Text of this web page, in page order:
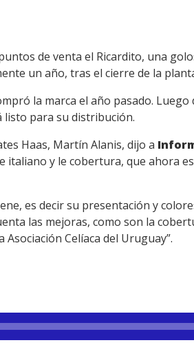
de venta el Ricardito, una
un año, tras el cierre de la
la marca el año pasado.
listo para su distribución.
Haas, Martín Alanis, dijo a
italiano y le cobertura, que ahora
es decir su presentación y
las mejoras, como son la
Celíaca del Uruguay”.